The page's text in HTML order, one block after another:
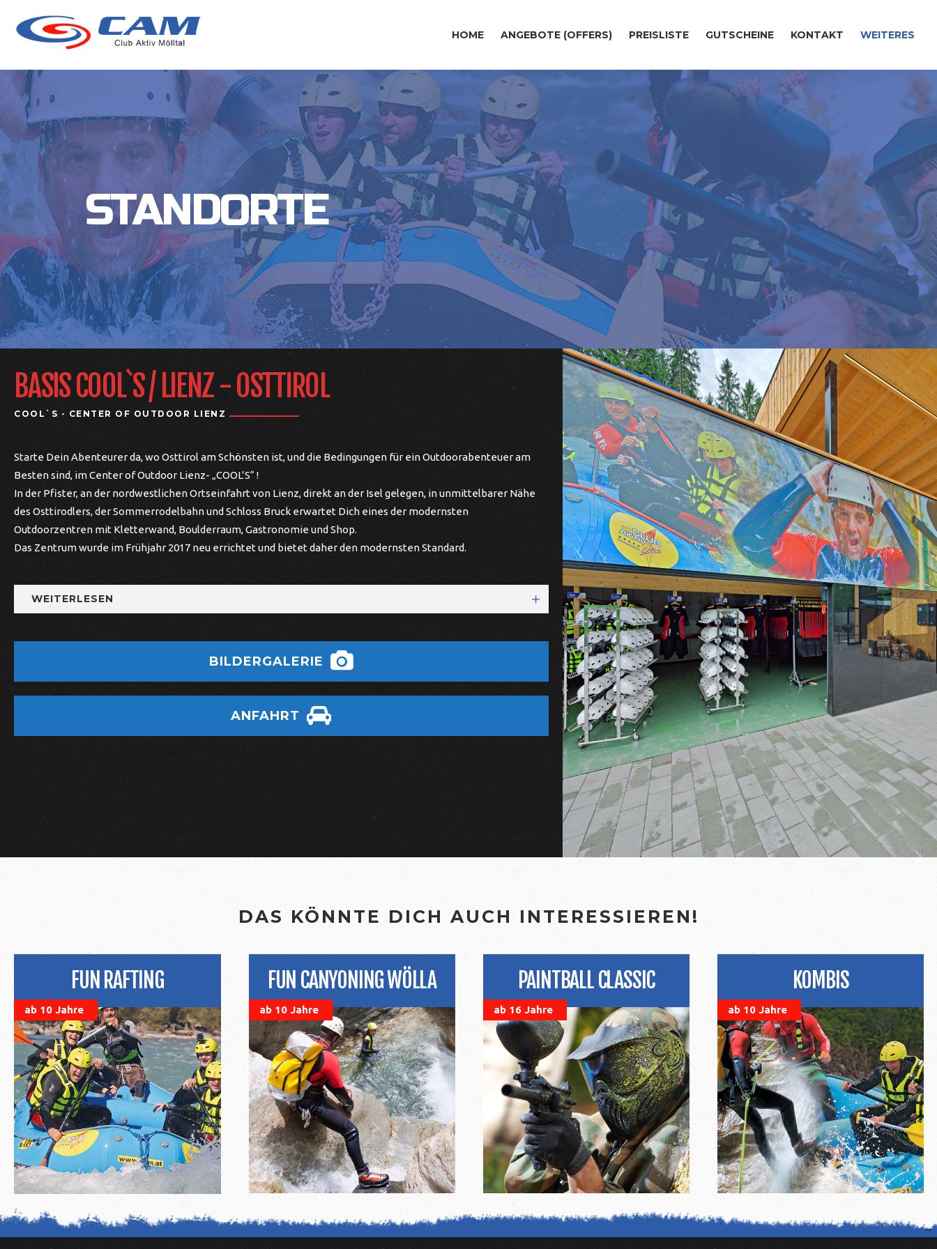
HOME ANGEBOTE (OFFERS) PREISLISTE GUTSCHEINE KONTAKT WEITERES
STANDORTE
BASIS COOL`S / LIENZ - OSTTIROL
COOL`S - CENTER OF OUTDOOR LIENZ
Starte Dein Abenteurer da, wo Osttirol am Schönsten ist, und die Bedingungen für ein Outdoorabenteuer am
Besten sind, im Center of Outdoor Lienz- „COOL’S“ !
In der Pfister, an der nordwestlichen Ortseinfahrt von Lienz, direkt an der Isel gelegen, in unmittelbarer Nähe
des Osttirodlers, der Sommerrodelbahn und Schloss Bruck erwartet Dich eines der modernsten
Outdoorzentren mit Kletterwand, Boulderraum, Gastronomie und Shop.
Das Zentrum wurde im Frühjahr 2017 neu errichtet und bietet daher den modernsten Standard.
WEITERLESEN
BILDERGALERIE
ANFAHRT
DAS KÖNNTE DICH AUCH INTERESSIEREN!
FUN RAFTING
ab 10 Jahre
FUN CANYONING WÖLLA
ab 10 Jahre
PAINTBALL CLASSIC
ab 16 Jahre
KOMBIS
ab 10 Jahre